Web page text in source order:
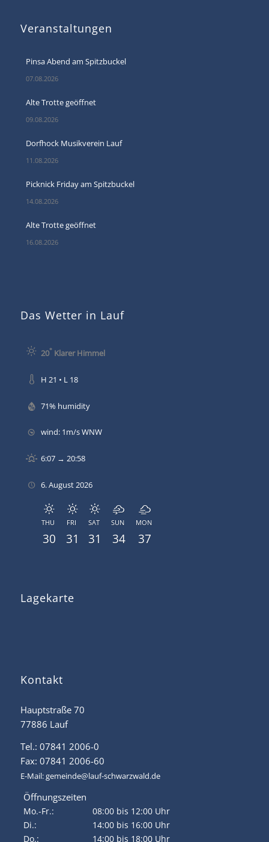
Veranstaltungen
Pinsa Abend am Spitzbuckel
07.08.2026
Alte Trotte geöffnet
09.08.2026
Dorfhock Musikverein Lauf
11.08.2026
Picknick Friday am Spitzbuckel
14.08.2026
Alte Trotte geöffnet
16.08.2026
Das Wetter in Lauf
20° Klarer Himmel
H 21 • L 18
71% humidity
wind: 1m/s WNW
6:07 → 20:58
6. August 2026
THU
30
FRI
31
SAT
31
SUN
34
MON
37
Lagekarte
Kontakt
Hauptstraße 70
77886 Lauf
Tel.: 07841 2006-0
Fax: 07841 2006-60
E-Mail:gemeinde@lauf-schwarzwald.de
Öffnungszeiten
Mo.-Fr.:
08:00 bis 12:00 Uhr
Di.:
14:00 bis 16:00 Uhr
Do.:
14:00 bis 18:00 Uhr